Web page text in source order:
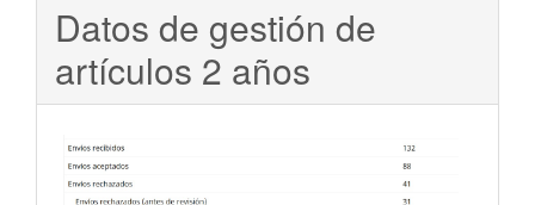
Datos de gestión de
artículos 2 años